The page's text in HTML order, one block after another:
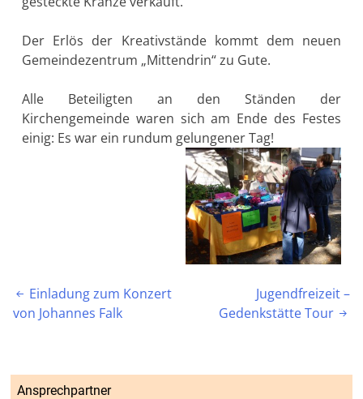
Der Erlös der Kreativstände kommt dem neuen
Gemeindezentrum „Mittendrin“ zu Gute.
Alle Beteiligten an den Ständen der
Kirchengemeinde waren sich am Ende des Festes
einig: Es war ein rundum gelungener Tag!
Beitragsnavigation
 Einladung zum Konzert
von Johannes Falk
Jugendfreizeit –
Gedenkstätte Tour 
Ansprechpartner